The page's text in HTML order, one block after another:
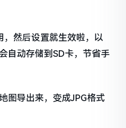
，然后设置就生效啦，以
自动存储到SD卡，节省手
图导出来，变成JPG格式